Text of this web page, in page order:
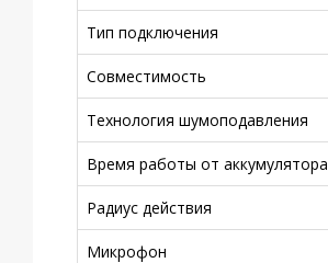
Тип подключения
Совместимость
Технология шумоподавления
Время работы от аккумулятора
Радиус действия
Микрофон